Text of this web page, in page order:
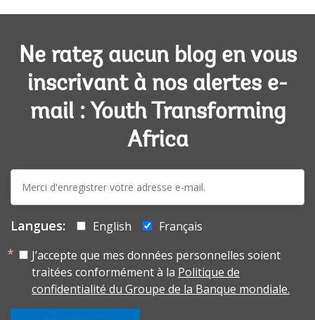
Ne ratez aucun blog en vous
inscrivant à nos alertes e-
mail : Youth Transforming
Africa
mail:
Langues: English
Français
J’accepte que mes données personnelles soient
traitées conformément à la Politique de
confidentialité du Groupe de la Banque mondiale.